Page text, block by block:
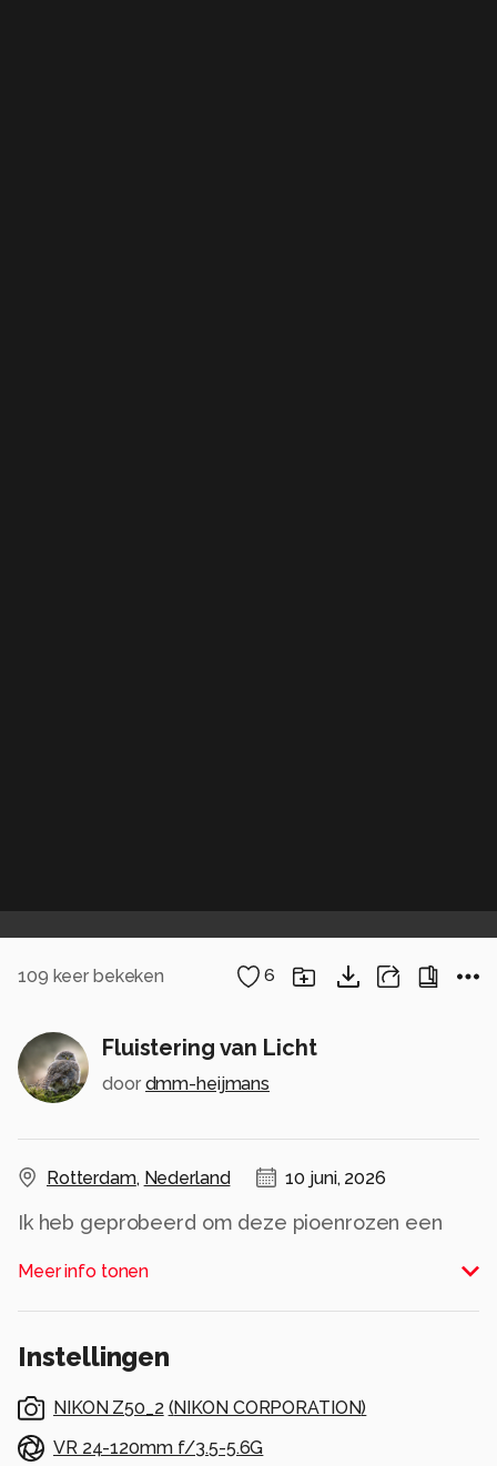
109 keer bekeken 6
Fluistering van Licht
door dmm-heijmans
Rotterdam, Nederland 10 juni, 2026
Ik heb geprobeerd om deze pioenrozen een
lagen en bewerkingen aan toe te voegen.
Ik heb geen ai gebruikt
groet Dori
Alle rechten voorbehouden
Meer info tonen
Instellingen
NIKON Z50_2 (NIKON CORPORATION)
VR 24-120mm f/3.5-5.6G